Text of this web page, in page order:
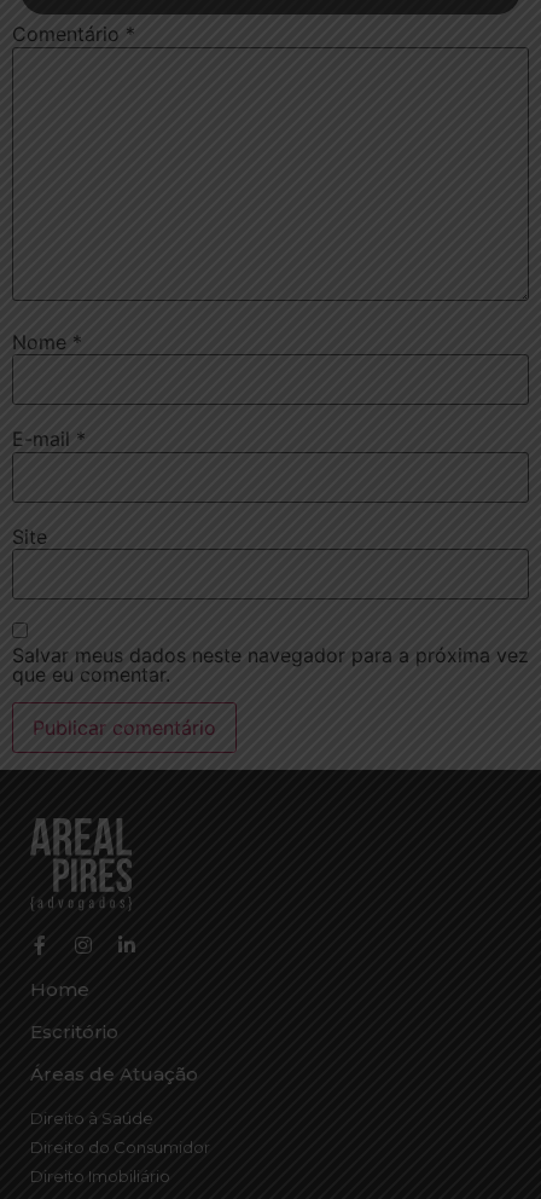
Comentário *
Nome *
E-mail *
Site
Salvar meus dados neste navegador para a próxima vez
que eu comentar.
Home
Escritório
Áreas de Atuação
Direito à Saúde
Direito do Consumidor
Direito Imobiliário